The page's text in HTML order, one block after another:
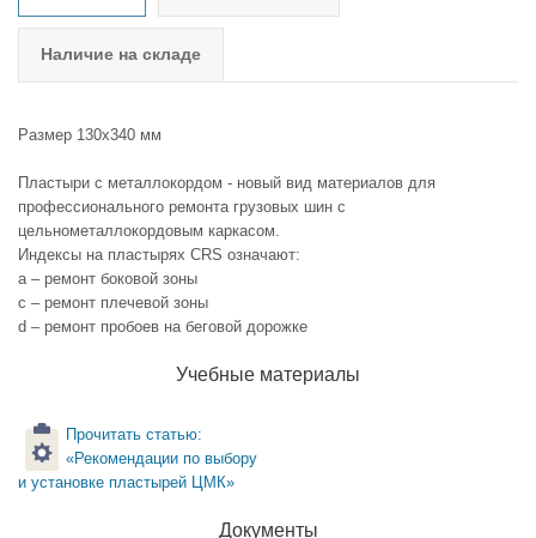
Наличие на складе
Размер 130х340 мм
Пластыри с металлокордом - новый вид материалов для
профессионального ремонта грузовых шин с
цельнометаллокордовым каркасом.
Индексы на пластырях CRS означают:
a – ремонт боковой зоны
c – ремонт плечевой зоны
d – ремонт пробоев на беговой дорожке
Учебные материалы
Прочитать статью:
«Рекомендации по выбору
и установке пластырей ЦМК»
Документы